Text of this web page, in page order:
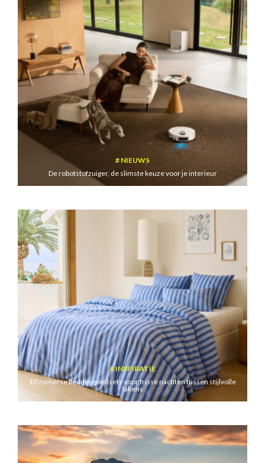
NIEUWS
De robotstofzuiger, de slimste keuze voor je interieur
INSPIRATIE
10 zomerse beddengoedsets voor frisse nachten tussen stijlvolle
lakens